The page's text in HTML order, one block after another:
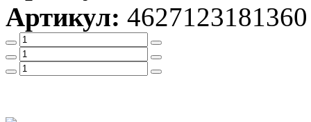
Артикул: 4627123181360